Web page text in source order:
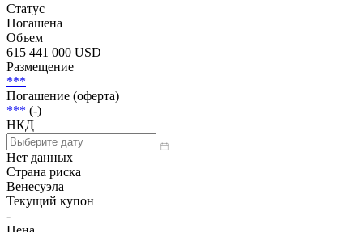
Статус
Погашена
Объем
615 441 000 USD
Размещение
***
Погашение (оферта)
*** (-)
НКД
Нет данных
Страна риска
Венесуэла
Текущий купон
-